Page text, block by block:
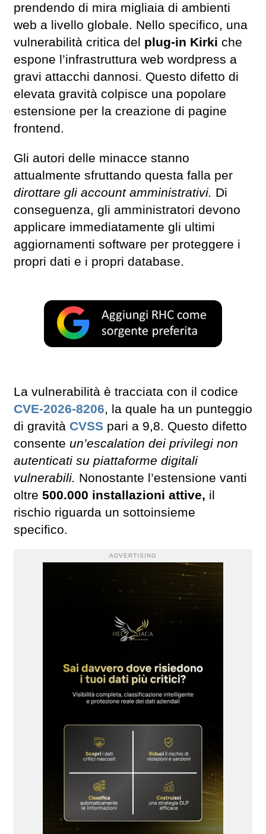
prendendo di mira migliaia di ambienti
web a livello globale. Nello specifico, una
vulnerabilità critica del plug-in Kirki che
espone l’infrastruttura web wordpress a
gravi attacchi dannosi. Questo difetto di
elevata gravità colpisce una popolare
estensione per la creazione di pagine
frontend.
Gli autori delle minacce stanno
attualmente sfruttando questa falla per
dirottare gli account amministrativi. Di
conseguenza, gli amministratori devono
applicare immediatamente gli ultimi
aggiornamenti software per proteggere i
propri dati e i propri database.
La vulnerabilità è tracciata con il codice
CVE-2026-8206, la quale ha un punteggio
di gravità CVSS pari a 9,8. Questo difetto
consente un’escalation dei privilegi non
autenticati su piattaforme digitali
vulnerabili. Nonostante l’estensione vanti
oltre 500.000 installazioni attive, il
rischio riguarda un sottoinsieme
specifico.
ADVERTISING